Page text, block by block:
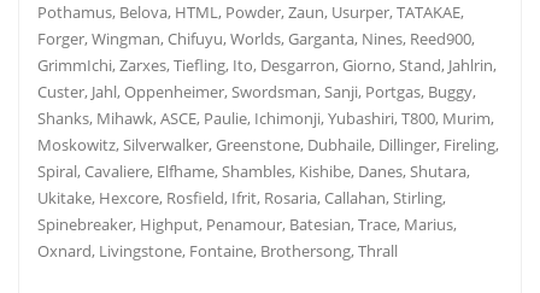
Pothamus, Belova, HTML, Powder, Zaun, Usurper, TATAKAE,
Forger, Wingman, Chifuyu, Worlds, Garganta, Nines, Reed900,
GrimmIchi, Zarxes, Tiefling, Ito, Desgarron, Giorno, Stand, Jahlrin,
Custer, Jahl, Oppenheimer, Swordsman, Sanji, Portgas, Buggy,
Shanks, Mihawk, ASCE, Paulie, Ichimonji, Yubashiri, T800, Murim,
Moskowitz, Silverwalker, Greenstone, Dubhaile, Dillinger, Fireling,
Spiral, Cavaliere, Elfhame, Shambles, Kishibe, Danes, Shutara,
Ukitake, Hexcore, Rosfield, Ifrit, Rosaria, Callahan, Stirling,
Spinebreaker, Highput, Penamour, Batesian, Trace, Marius,
Oxnard, Livingstone, Fontaine, Brothersong, Thrall